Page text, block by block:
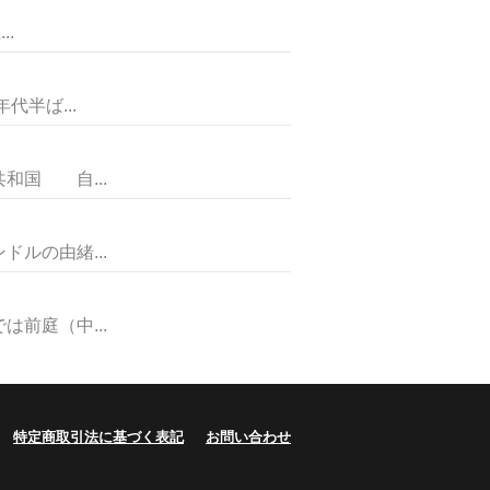
代半ば...
和国 自...
ルの由緒...
前庭（中...
特定商取引法に基づく表記 お問い合わせ